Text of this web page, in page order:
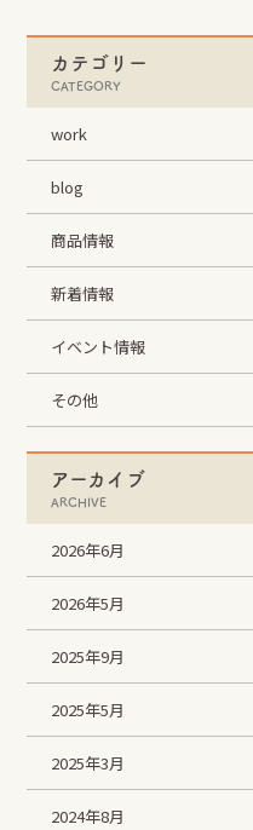
カテゴリー
CATEGORY
work
blog
商品情報
新着情報
イベント情報
その他
アーカイブ
ARCHIVE
2026年6月
2026年5月
2025年9月
2025年5月
2025年3月
2024年8月